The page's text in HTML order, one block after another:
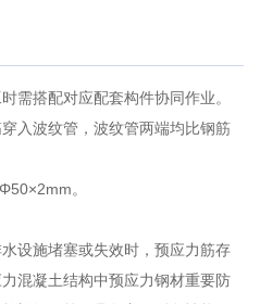
需搭配对应配套构件协同作业。
入波纹管，波纹管两端均比钢筋
。
设施堵塞或失效时，预应力筋存
混凝土结构中预应力钢材重要防